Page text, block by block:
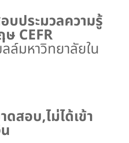
บประมวลความรู้
CEFR
ล์มหาวิทยาลัยใน
สอบ,ไม่ได้เข้า